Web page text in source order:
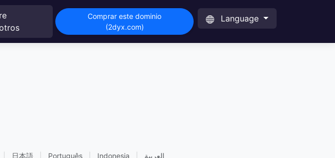
Comprar este dominio
(2dyx.com)
Language
日本語 Português Indonesia العربية